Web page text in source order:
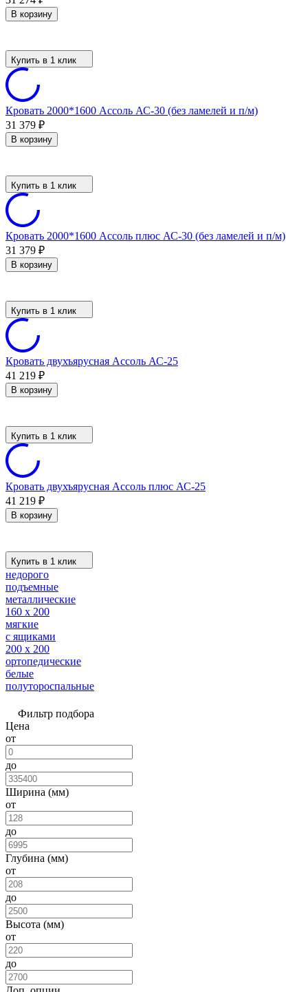
В корзину
Купить в 1 клик
Кровать 2000*1600 Ассоль АС-30 (без ламелей и п/м)
31 379 ₽
В корзину
Купить в 1 клик
Кровать 2000*1600 Ассоль плюс АС-30 (без ламелей и п/м)
31 379 ₽
В корзину
Купить в 1 клик
Кровать двухъярусная Ассоль АС-25
41 219 ₽
В корзину
Купить в 1 клик
Кровать двухъярусная Ассоль плюс АС-25
41 219 ₽
В корзину
Купить в 1 клик
недорого
подъемные
металлические
160 х 200
мягкие
с ящиками
200 х 200
ортопедические
белые
полутороспальные
Фильтр подбора
Цена
от
до
Ширина (мм)
от
до
Глубина (мм)
от
до
Высота (мм)
от
до